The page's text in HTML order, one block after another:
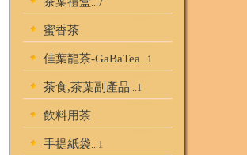
蜜香茶
佳葉龍茶-GaBaTea ...1
茶食,茶葉副產品 ...1
飲料用茶
手提紙袋 ...1